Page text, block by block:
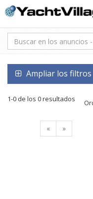
Ampliar los filtros
1-0 de los 0 resultados
« »